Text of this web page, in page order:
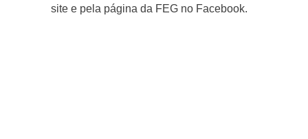
site e pela página da FEG no Facebook.